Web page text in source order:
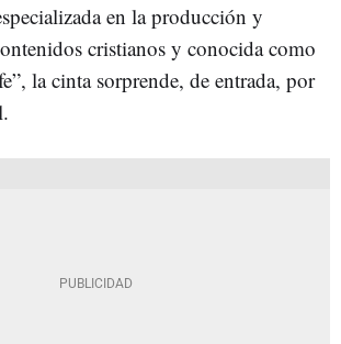
en la producción y
cristianos y conocida como
la cinta sorprende, de entrada, por